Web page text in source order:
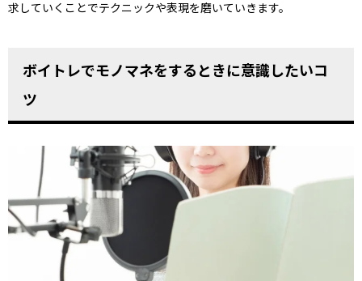
求していくことでテクニックや表現を磨いていきます。
ボイトレでモノマネをするときに意識したいコ
ツ